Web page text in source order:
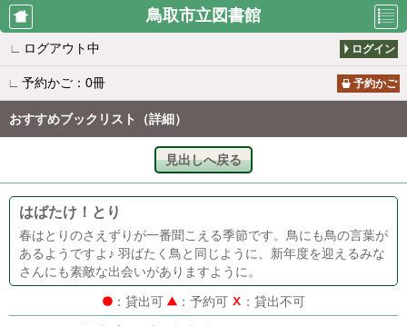
鳥取市立図書館
新着案内
貸出ランキ
ング
予約ランキ
雑誌タイト
ル一覧
おすすめブ
ックリスト
図書館から
のお知らせ
休館日カレ
移動図書館
書評ランキ
∟ ログアウト中 ログイン
∟ 予約かご：0冊 予約かご
おすすめブックリスト（詳細）
見出しへ戻る
はばたけ！とり
春はとりのさえずりが一番聞こえる季節です。鳥にも鳥の言葉が
あるようですよ♪ 羽ばたく鳥と同じように、新年度を迎えるみな
さんにも素敵な出会いがありますように。
：貸出可 ：予約可 ：貸出不可